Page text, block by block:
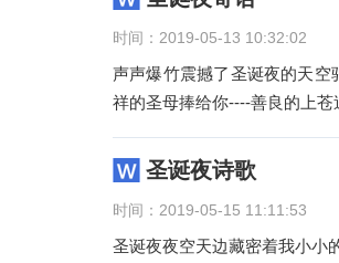
时间：2019-05-13 10:32:02
声声爆竹震撼了圣诞夜的天
祥的圣母捧给你----善良的上
圣诞夜诗歌
时间：2019-05-15 11:11:53
圣诞夜夜空天边藏密着我小小